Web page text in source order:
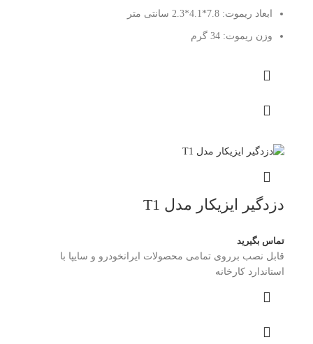
ابعاد ریموت: 7.8*4.1*2.3 سانتی متر
وزن ریموت: 34 گرم
دزدگیر ایزیکار مدل T1
تماس بگیرید
قابل نصب برروی تمامی محصولات ایرانخودرو و سایپا با
استاندارد کارخانه